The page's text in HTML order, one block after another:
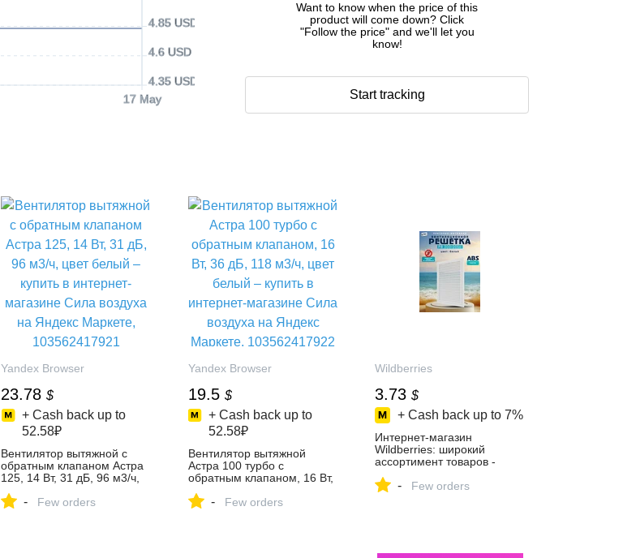
17 May
4.35 USD
4.6 USD
4.85 USD
Want to know when the price of this
product will come down? Click
"Follow the price" and we'll let you
know!
Start tracking
Yandex Browser
23.78 $
+ Cash back up to
52.58₽
Вентилятор вытяжной с
обратным клапаном Астра
125, 14 Вт, 31 дБ, 96 м3/ч,
интернет-магазине Сила
- Few orders
Yandex Browser
19.5 $
+ Cash back up to
52.58₽
Вентилятор вытяжной
Астра 100 турбо с
обратным клапаном, 16 Вт,
– купить в интернет-
- Few orders
Wildberries
3.73 $
+ Cash back up to 7%
Интернет‑магазин
Wildberries: широкий
ассортимент товаров -
- Few orders